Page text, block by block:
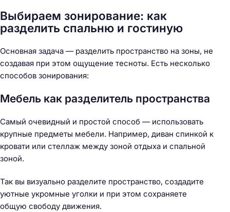
Выбираем зонирование: как
разделить спальню и гостиную
Основная задача — разделить пространство на зоны, не
создавая при этом ощущение тесноты. Есть несколько
способов зонирования:
Мебель как разделитель пространства
Самый очевидный и простой способ — использовать
крупные предметы мебели. Например, диван спинкой к
кровати или стеллаж между зоной отдыха и спальной
зоной.
Так вы визуально разделите пространство, создадите
уютные укромные уголки и при этом сохраняете
общую свободу движения.